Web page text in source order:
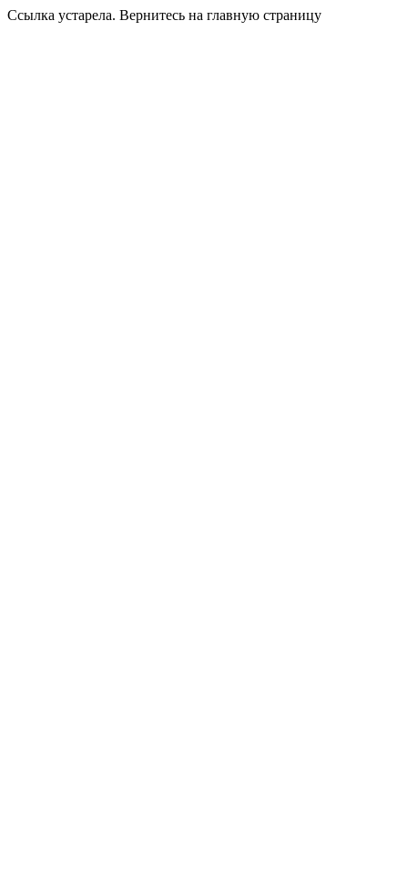
Ссылка устарела. Вернитесь на главную страницу